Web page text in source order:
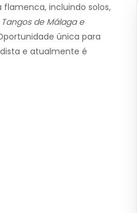
incluindo solos,
de Málaga e
única para
e atualmente é